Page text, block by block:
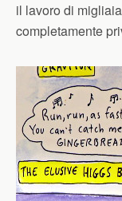
il lavoro di
completamente